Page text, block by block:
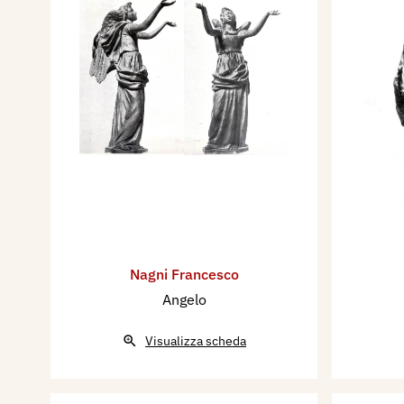
del XVII secolo. Egli reca
comporre che al
umanistica finezza l’arte e
La sua prima opera di mole
Caduti,, in Fano (1924).
per la Sala dei Condottieri
ottenuto durante l’anno
“Monumento pel
da ricordare i suoi “Angeli,,,
il soavissimo altorilievo
dei Santi Pietro e Paolo in
Nagni Francesco
Angelo
Visualizza scheda